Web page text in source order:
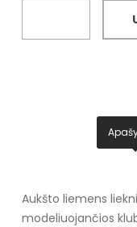
Aukšto liemens
modeliuojančios